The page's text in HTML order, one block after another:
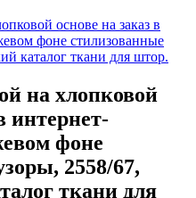
на хлопковой
интернет-
фоне
2558/67,
ткани для